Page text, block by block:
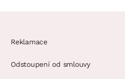
Reklamace
Odstoupení od smlouvy